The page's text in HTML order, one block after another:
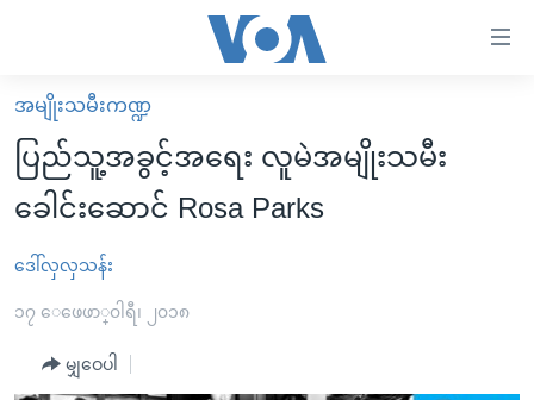
လွယ်ကူ
စေ
သည့်
များ
ပင်မ
မူလစာမျက်နှာ
မြန်မာ
ကမ္ဘာ့သတင်းများ
နိုင်ငံတကာ
အစ္စရေး-ပါလက်စတိုင်း
ဗွီဒီယို
သတင်းလွတ်လပ်ခွင့်
အင်္ဂလိပ်စာလေ့လာမယ်
အမျိုးသမီးကဏ္ဍ
ပြည်သူ့အခွင့်အရေး လူမဲအမျိုးသမီး
ခေါင်းဆောင် Rosa Parks
ဒေါ်လှလှသန်း
၁၇ ေဖေဖာ္၀ါရီ၊ ၂၀၁၈
မျှဝေပါ